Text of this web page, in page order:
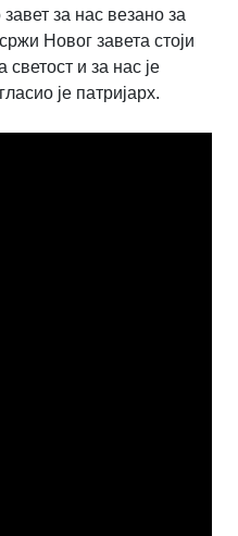
за нас везано за
Новог завета стоји
и за нас је
је патријарх.